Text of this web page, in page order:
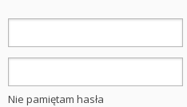
Nie pamiętam hasła